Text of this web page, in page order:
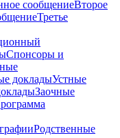
сообщениеВторое
Третье
Спонсоры и
докладыУстные
Заочные
Родственные